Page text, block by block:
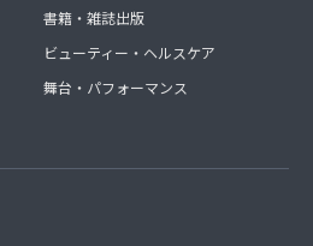
書籍・雑誌出版
ビューティー・ヘルスケア
舞台・パフォーマンス